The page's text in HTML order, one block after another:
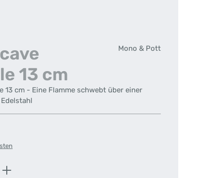
Mono & Pott
13 cm
13 cm - Eine Flamme schwebt über einer
den gewünschten Wert ein oder